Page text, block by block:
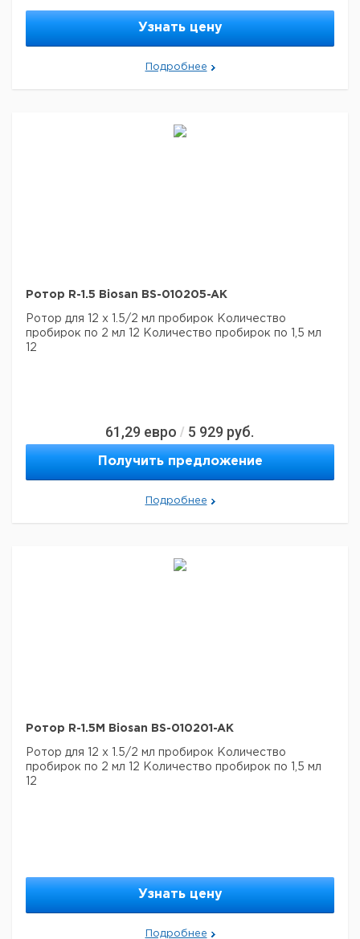
Узнать цену
Подробнее
Ротор R-1.5 Biosan BS-010205-AK
Ротор для 12 х 1.5/2 мл пробирок Количество
пробирок по 2 мл 12 Количество пробирок по 1,5 мл
12
61,29 евро / 5 929 руб.
Получить предложение
Подробнее
Ротор R-1.5M Biosan BS-010201-AK
Ротор для 12 х 1.5/2 мл пробирок Количество
пробирок по 2 мл 12 Количество пробирок по 1,5 мл
12
Узнать цену
Подробнее